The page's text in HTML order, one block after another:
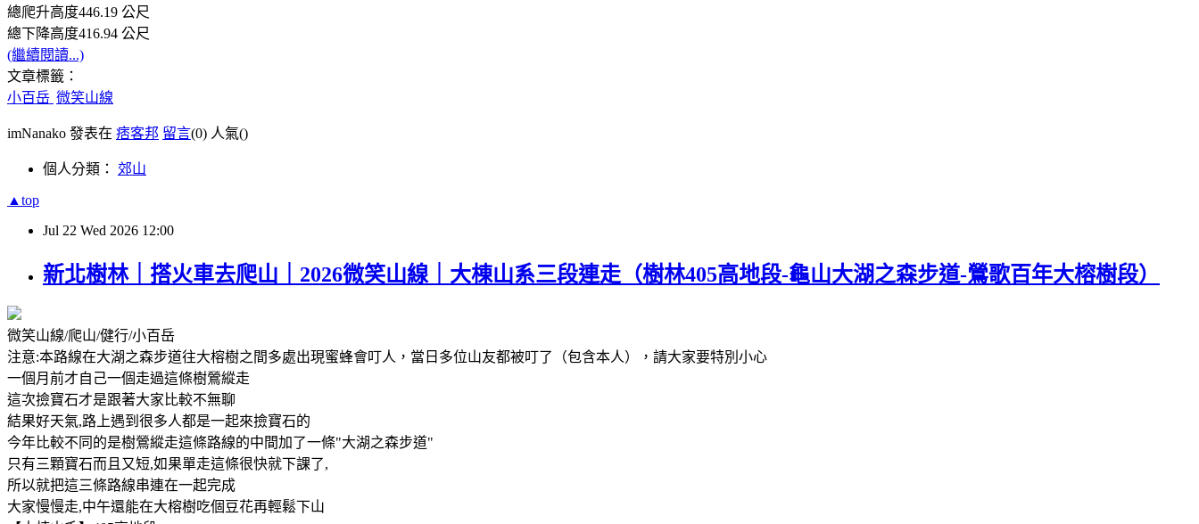
總爬升高度446.19 公尺
總下降高度416.94 公尺
(繼續閱讀...)
文章標籤：
小百岳 微笑山線
imNanako 發表在 痞客邦 留言(0) 人氣()
個人分類： 郊山
▲top
Jul 22 Wed 2026 12:00
新北樹林｜搭火車去爬山｜2026微笑山線｜大棟山系三段連走（樹林405高地段-龜山大湖之森步道-鶯歌百年大榕樹段）
微笑山線/爬山/健行/小百岳
注意:本路線在大湖之森步道往大榕樹之間多處出現蜜蜂會叮人，當日多位山友都被叮了（包含本人），請大家要特別小心
一個月前才自己一個走過這條樹鶯縱走
這次撿寶石才是跟著大家比較不無聊
結果好天氣,路上遇到很多人都是一起來撿寶石的
今年比較不同的是樹鶯縱走這條路線的中間加了一條"大湖之森步道"
只有三顆寶石而且又短,如果單走這條很快就下課了,
所以就把這三條路線串連在一起完成
大家慢慢走,中午還能在大榕樹吃個豆花再輕鬆下山